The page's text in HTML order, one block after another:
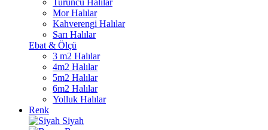
Turuncu Halılar
Mor Halılar
Kahverengi Halılar
Sarı Halılar
Ebat & Ölçü
3 m2 Halılar
4m2 Halılar
5m2 Halılar
6m2 Halılar
Yolluk Halılar
Renk
Siyah